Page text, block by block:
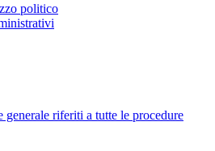
politico
generale riferiti a tutte le procedure